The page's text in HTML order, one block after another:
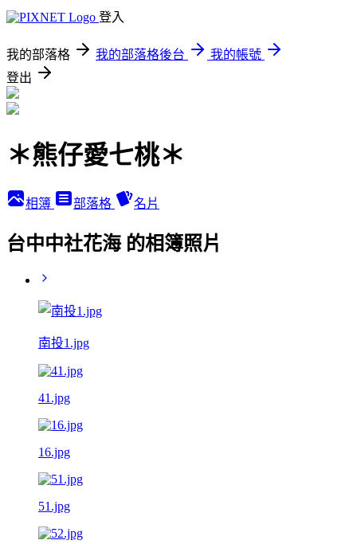
登入
我的部落格 我的部落格後台
我的帳號
登出
＊熊仔愛七桃＊
相簿 部落格 名片
台中中社花海 的相簿照片
南投1.jpg
41.jpg
16.jpg
51.jpg